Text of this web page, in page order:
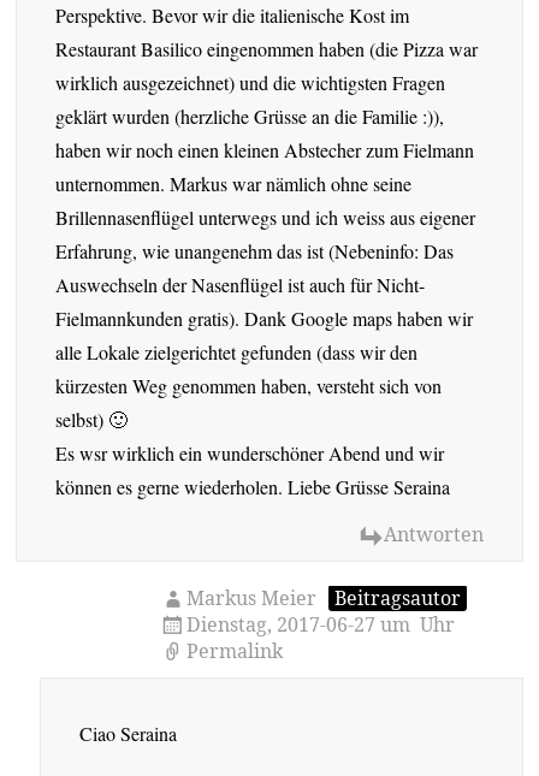
Perspektive. Bevor wir die italienische Kost im
Restaurant Basilico eingenommen haben (die Pizza war
wirklich ausgezeichnet) und die wichtigsten Fragen
geklärt wurden (herzliche Grüsse an die Familie :)),
haben wir noch einen kleinen Abstecher zum Fielmann
unternommen. Markus war nämlich ohne seine
Brillennasenflügel unterwegs und ich weiss aus eigener
Erfahrung, wie unangenehm das ist (Nebeninfo: Das
Auswechseln der Nasenflügel ist auch für Nicht-
Fielmannkunden gratis). Dank Google maps haben wir
alle Lokale zielgerichtet gefunden (dass wir den
kürzesten Weg genommen haben, versteht sich von
selbst) 🙂
Es wsr wirklich ein wunderschöner Abend und wir
können es gerne wiederholen. Liebe Grüsse Seraina
Antworten
Markus Meier
Beitragsautor
Dienstag, 2017-06-27 um Uhr
Permalink
Ciao Seraina